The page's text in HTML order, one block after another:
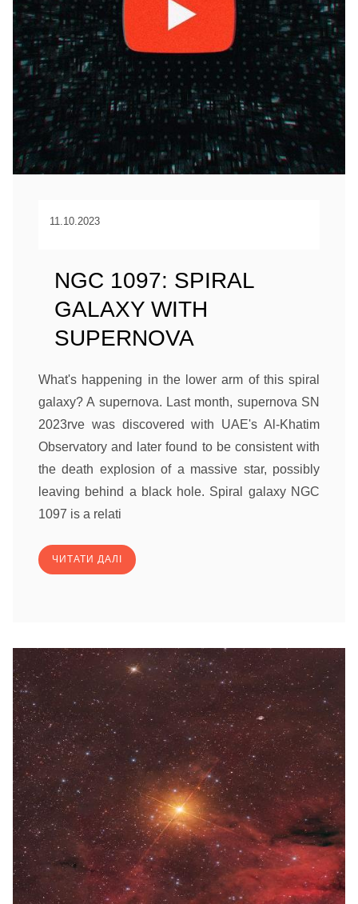
11.10.2023
NGC 1097: SPIRAL
GALAXY WITH
SUPERNOVA
What's happening in the lower arm of this spiral
galaxy? A supernova. Last month, supernova SN
2023rve was discovered with UAE's Al-Khatim
Observatory and later found to be consistent with
the death explosion of a massive star, possibly
leaving behind a black hole. Spiral galaxy NGC
1097 is a relati
ЧИТАТИ ДАЛІ